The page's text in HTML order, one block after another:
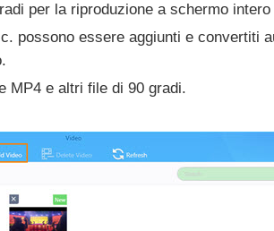
per la riproduzione a schermo intero
possono essere aggiunti e convertiti
MP4 e altri file di 90 gradi.